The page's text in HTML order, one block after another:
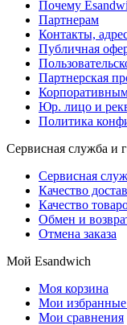
Почему
Партнерам
Контакты,
Публичная
Партнерская
Юр. лицо и
Политика
Сервисная служба и
Сервисная
Качество
Качество
Обмен и
Отмена заказа
Мой Esandwich
Моя корзина
Мои
Мои сравнения